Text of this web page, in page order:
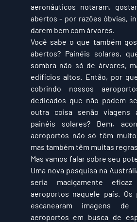
aeronáuticos notaram,
abertos - por razões óbvias,
darem bem com árvores.
Você sabe o que também
abertos? Painéis solares,
sombra não só de árvores,
edifícios altos. Então, por
cobrindo nossos
dedicados que não podem
outra coisa senão viagens
painéis solares? Bem,
aeroportos não só têm
mas também têm muitas
Mas vamos falar sobre seu
Uma nova pesquisa na
seria maciçamente
aeroportos naquele país. Os
escanearam imagens
aeroportos em busca de